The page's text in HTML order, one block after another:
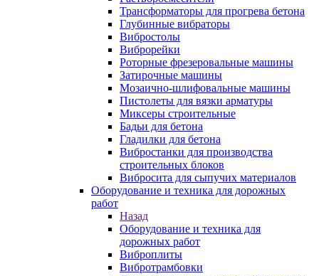
Трансформаторы для прогрева бетона
Глубинные вибраторы
Вибростолы
Виброрейки
Роторные фрезеровальные машины
Затирочные машины
Мозаично-шлифовальные машины
Пистолеты для вязки арматуры
Миксеры строительные
Бадьи для бетона
Гладилки для бетона
Вибростанки для производства
строительных блоков
Вибросита для сыпучих материалов
Оборудование и техника для дорожных
работ
Назад
Оборудование и техника для
дорожных работ
Виброплиты
Вибротрамбовки